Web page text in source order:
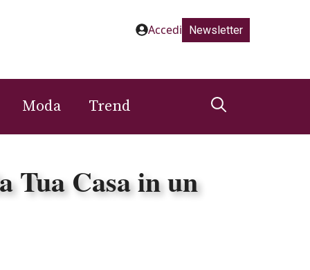
Accedi Newsletter
Moda Trend
Tua Casa in un